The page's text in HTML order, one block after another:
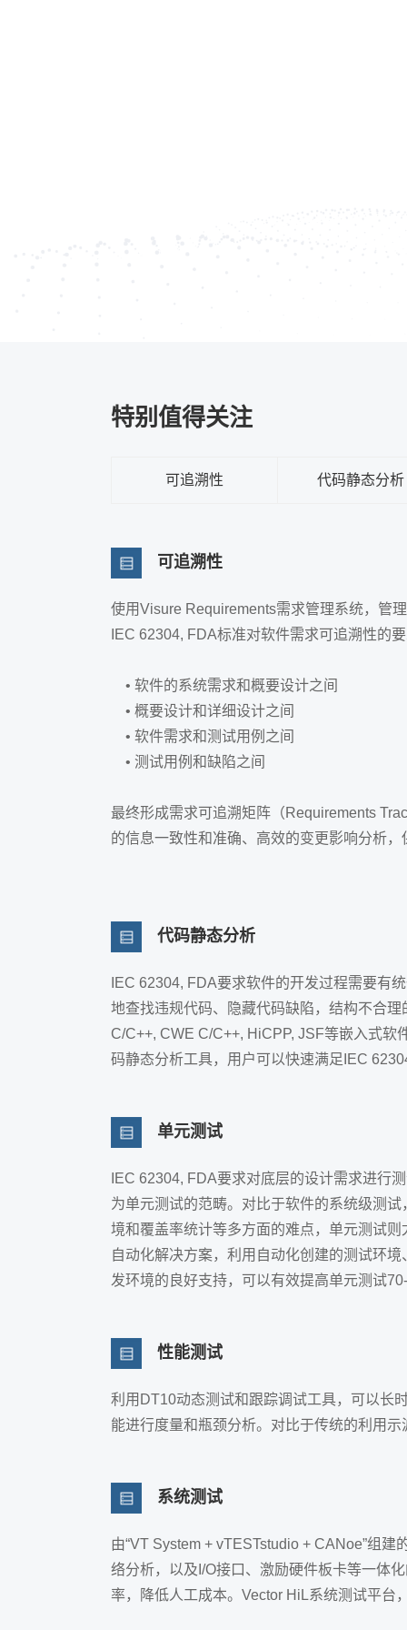
特别值得关注
可追溯性 代码静态分析
可追溯性
使用Visure Requirements需求管理系统，管
IEC 62304, FDA标准对软件需求可追溯性的
• 软件的系统需求和概要设计之间
• 概要设计和详细设计之间
• 软件需求和测试用例之间
• 测试用例和缺陷之间
最终形成需求可追溯矩阵（Requirements
的信息一致性和准确、高效的变更影响分析
代码静态分析
IEC 62304, FDA要求软件的开发过程需要有
地查找违规代码、隐藏代码缺陷，结构不合
C/C++, CWE C/C++, HiCPP, JSF等嵌入式
码静态分析工具，用户可以快速满足IEC
单元测试
IEC 62304, FDA要求对底层的设计需求进行
为单元测试的范畴。对比于软件的系统级测
境和覆盖率统计等多方面的难点，单元测试
自动化解决方案，利用自动化创建的测试环
发环境的良好支持，可以有效提高单元测试
性能测试
利用DT10动态测试和跟踪调试工具，可以长
能进行度量和瓶颈分析。对比于传统的利用
系统测试
由“VT System + vTESTstudio + CANoe”组
络分析，以及I/O接口、激励硬件板卡等一体
率，降低人工成本。Vector HiL系统测试平台